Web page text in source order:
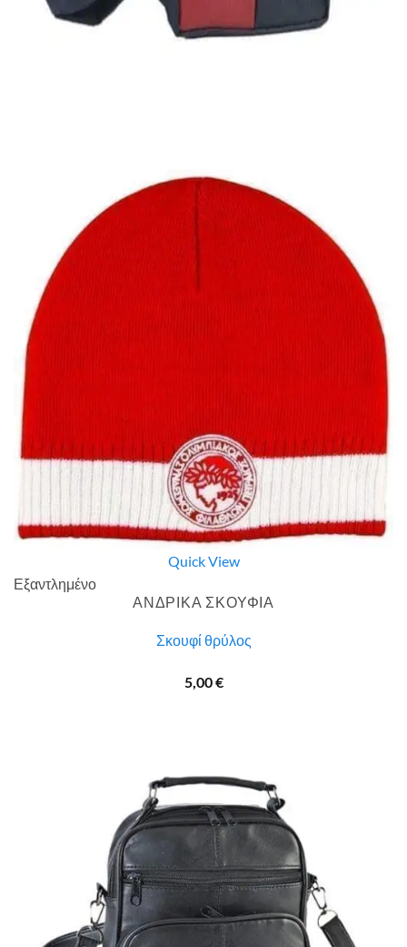
Quick View
Εξαντλημένο
Quick View
Εξαντλημένο
ΑΝΔΡΙΚΑ ΣΚΟΥΦΙΑ
Σκουφί θρύλος
5,00€